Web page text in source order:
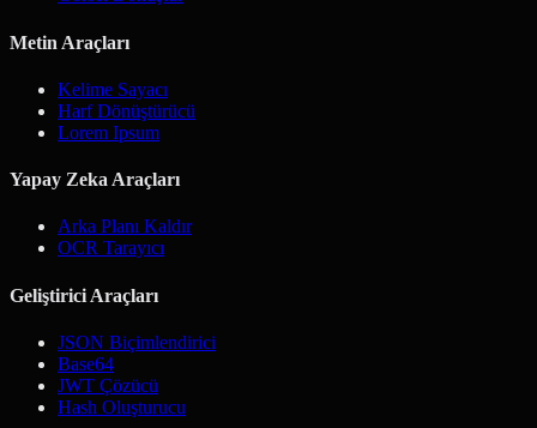
Metin Araçları
Kelime Sayacı
Harf Dönüştürücü
Lorem Ipsum
Yapay Zeka Araçları
Arka Planı Kaldır
OCR Tarayıcı
Geliştirici Araçları
JSON Biçimlendirici
Base64
JWT Çözücü
Hash Oluşturucu